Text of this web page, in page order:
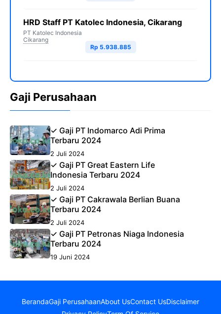
HRD Staff PT Katolec Indonesia, Cikarang
PT Katolec Indonesia
Cikarang
Rp 5.938.885
Gaji Perusahaan
✓ Gaji PT Indomarco Adi Prima
Terbaru 2024
2 Juli 2024
✓ Gaji PT Great Eastern Life
Indonesia Terbaru 2024
2 Juli 2024
✓ Gaji PT Cakrawala Berlian Buana
Terbaru 2024
2 Juli 2024
✓ Gaji PT Petronas Niaga Indonesia
Terbaru 2024
19 Juni 2024
BerandaGaji PerusahaanAbout UsContact UsDisclaimer